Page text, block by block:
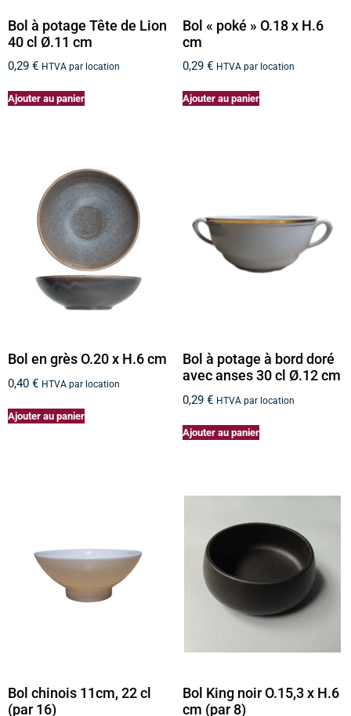
Bol à potage Tête de Lion
40 cl Ø.11 cm
0,29 € HTVA par location
Ajouter au panier
Bol « poké » O.18 x H.6
cm
0,29 € HTVA par location
Ajouter au panier
Bol en grès O.20 x H.6 cm
0,40 € HTVA par location
Ajouter au panier
Bol à potage à bord doré
avec anses 30 cl Ø.12 cm
0,29 € HTVA par location
Ajouter au panier
Bol chinois 11cm, 22 cl
(par 16)
Bol King noir O.15,3 x H.6
cm (par 8)